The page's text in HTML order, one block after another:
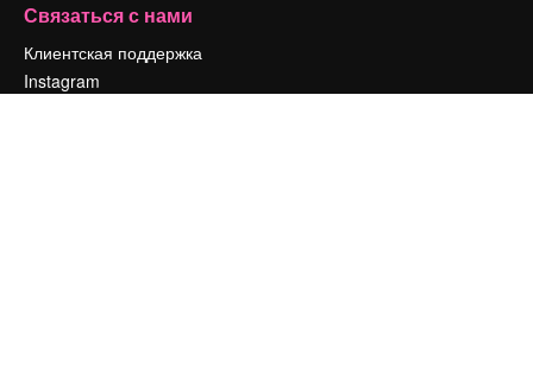
Связаться с нами
Клиентская поддержка
Instagram